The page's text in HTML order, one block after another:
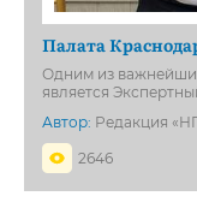
Палата
Одним из
является
Автор: Редакция
2646